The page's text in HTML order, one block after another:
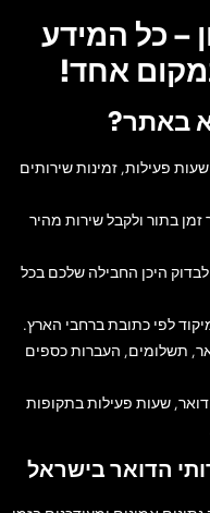
– כל המידע
אחד!
באתר?
פעילות, זמינות שירותים
זמן בתור ולקבל שירות מהיר
היכן החבילה שלכם בכל
לפי כתובת ברחבי הארץ.
תשלומים, העברות כספים
שעות פעילות בתקופות
הדואר בישראל